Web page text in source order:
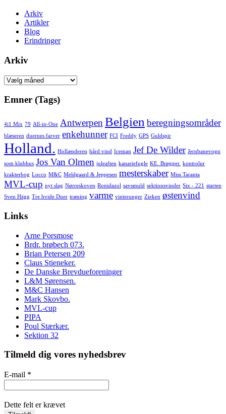
Arkiv
Artikler
Blog
Erindringer
Arkiv
Arkiv
Emner (Tags)
4i1 Mix 79 All-in-One Antwerpen Belgien beregningsområder
blæseren duernes farver enkehunner FCI Freddy GPS Guldspir
Holland. Hollænderen hård vind Iceman Jef De Wilder Jernbanevogn
som klubhus Jos Van Olmen juleaften kanariefugle KE. Brøgger. kontrolur
krakterbog Locco M&C Meldgaard & Jeppesen mesterskaber Miss Taranta
MVL-cup nyt slag Nørreskoven Ronidazol savsmuld sektionsvinder Six - 221
starten
Sven Hägg Tre hvide Duer træning varme vinterunger Zieken østenvind
Links
Arne Porsmose
Brdr. brøbech 073.
Brian Petersen 209
Claus Stieneker.
De Danske Brevdueforeninger
L&M Sørensen.
M&C Hansen
Mark Skovbo.
MVL-cup
PIPA
Poul Stærkær.
Sektion 32
Tilmeld dig vores nyhedsbrev
E-mail *
Dette felt er krævet